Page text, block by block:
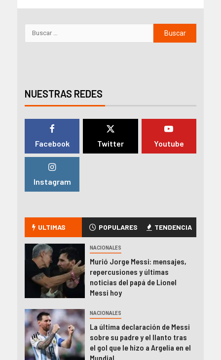
NUESTRAS REDES
Facebook Twitter Youtube
Instagram
ULTIMAS POPULARES TENDENCIA
NACIONALES
Murió Jorge Messi: mensajes,
repercusiones y últimas
noticias del papá de Lionel
Messi hoy
NACIONALES
La última declaración de Messi
sobre su padre y el llanto tras
el gol que le hizo a Argelia en el
Mundial